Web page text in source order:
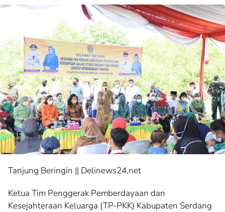
Tanjung Beringin || Delinews24.net
Ketua Tim Penggerak Pemberdayaan dan
Kesejahteraan Keluarga (TP-PKK) Kabupaten Serdang